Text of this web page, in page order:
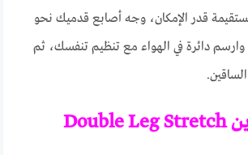
قدر الإمكان، وجه أصابع قدميك نحو
دائرة في الهواء مع تنظيم تنفسك، ثم
Double Leg Stretch